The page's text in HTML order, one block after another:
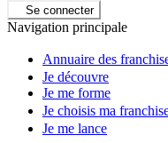
Se connecter
Navigation principale
Annuaire des
Je découvre
Je me forme
Je choisis ma
Je me lance